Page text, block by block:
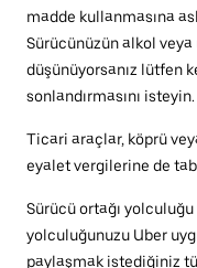
madde kullanmasına
Sürücünüzün alkol
düşünüyorsanız lütfen
sonlandırmasını isteyin.
Ticari araçlar, köprü
eyalet vergilerine de
Sürücü ortağı
yolculuğunuzu Uber
paylaşmak istediğiniz